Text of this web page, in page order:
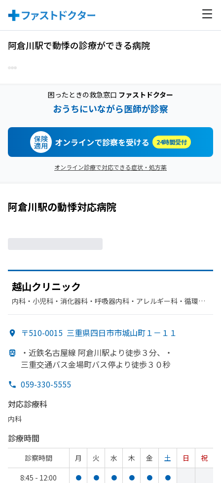
阿倉川駅で動悸の診療ができる病院
困ったときの救急窓口 ファストドクター
おうちにいながら医師が診察
保険
適用 オンラインで診察を受ける 24時間受付
オンライン診療で対応できる症状・処方薬
阿倉川駅の動悸対応病院
越山クリニック
内科・​小児科・​消化器科・​呼吸器内科・​アレルギー科・​循環器
〒510-0015 三重県四日市市城山町１－１１
・近鉄名古屋線 阿倉川駅より徒歩３分、
・
三重交通バス金場町バス停より徒歩３０秒
059-330-5555
対応診療科
内科
診療時間
診察時間 月 火 水 木 金 土 日
祝
8:45 - 12:00
● ● ● ● ● ●